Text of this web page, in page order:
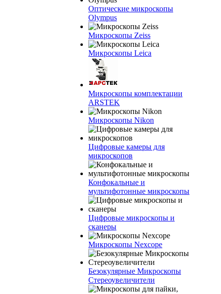
Оптические микроскопы
Olympus
Микроскопы Zeiss
Микроскопы Leica
Микроскопы комплектации
ARSTEK
Микроскопы Nikon
Цифровые камеры для
микроскопов
Конфокальные и
мультифотонные микроскопы
Цифровые микроскопы и
сканеры
Микроскопы Nexcope
Безокулярные Микроскопы
Стереоувеличители